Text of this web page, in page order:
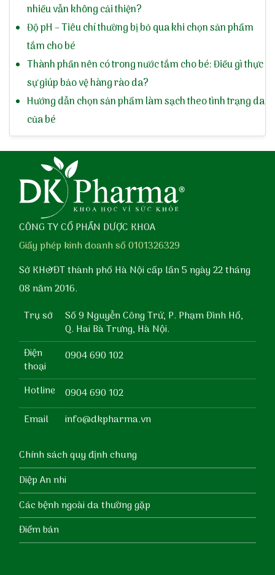
nhiều vẫn không cải thiện?
Độ pH – Tiêu chí thường bị bỏ qua khi chọn sản phẩm
tắm cho bé
Thành phần nên có trong nước tắm cho bé: Điều gì thực
sự giúp bảo vệ hàng rào da?
Hướng dẫn chọn sản phẩm làm sạch theo tình trạng da
của bé
CÔNG TY CỔ PHẦN DƯỢC KHOA
Giấy phép kinh doanh số 0101326329
Sở KH&ĐT thành phố Hà Nội cấp lần 5 ngày 22 tháng
08 năm 2016.
Trụ sở
Số 9 Nguyễn Công Trứ, P. Phạm Đình Hổ,
Q. Hai Bà Trưng, Hà Nội.
Điện
thoại
0904 690 102
Hotline
0904 690 102
Email
info@dkpharma.vn
Chính sách quy định chung
Diệp An nhi
Các bệnh ngoài da thường gặp
Điểm bán